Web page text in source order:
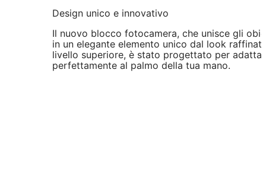
Design unico e innovativo
Il nuovo blocco fotocamera, che unisce gli
in un elegante elemento unico dal look
livello superiore, è stato progettato per
perfettamente al palmo della tua mano.